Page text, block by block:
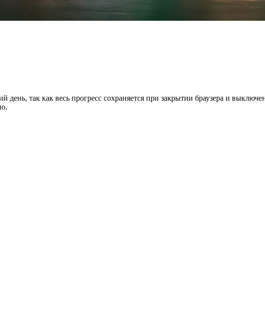
день, так как весь прогресс сохраняется при закрытии браузера и